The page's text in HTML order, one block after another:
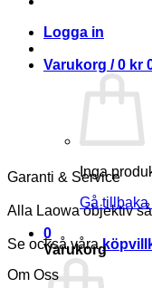
Logga in
Varukorg /0 kr
Inga
Gå tillbaka
0
Varukorg
Garanti & Service
Alla Laowa objektiv
Se också våra
Om Oss